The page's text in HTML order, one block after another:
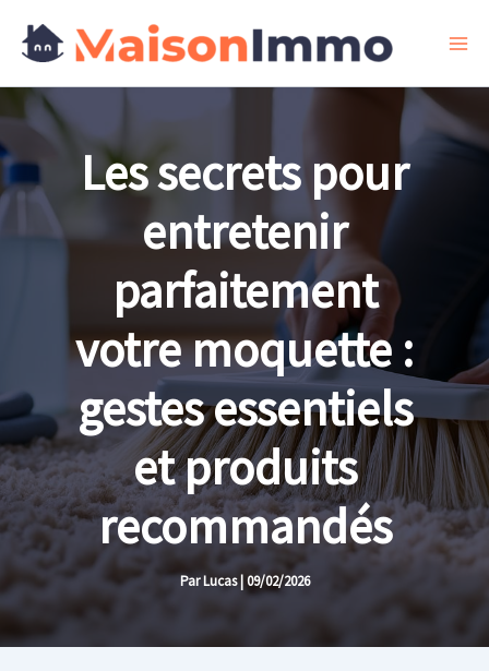
Les secrets pour
entretenir
parfaitement
votre moquette :
gestes essentiels
et produits
recommandés
ParLucas|09/02/2026